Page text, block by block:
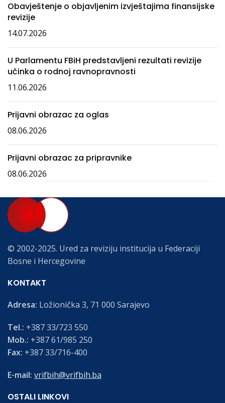
Obavještenje o objavljenim izvještajima finansijske
revizije
14.07.2026
U Parlamentu FBiH predstavljeni rezultati revizije
učinka o rodnoj ravnopravnosti
11.06.2026
Prijavni obrazac za oglas
08.06.2026
Prijavni obrazac za pripravnike
08.06.2026
© 2002-2025. Ured za reviziju institucija u Federaciji
Bosne i Hercegovine
KONTAKT
Adresa: Ložionička 3, 71 000 Sarajevo
Tel.: +387 33/723 550
Mob.: +387 61/985 250
Fax: +387 33/716-400
E-mail: vrifbih@vrifbih.ba
OSTALI LINKOVI